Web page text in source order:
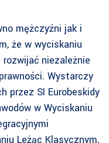
mężczyźni jak i
że w wyciskaniu
niezależnie
Wystarczy
przez SI Eurobeskidy
w Wyciskaniu
Leżąc Klasycznym,